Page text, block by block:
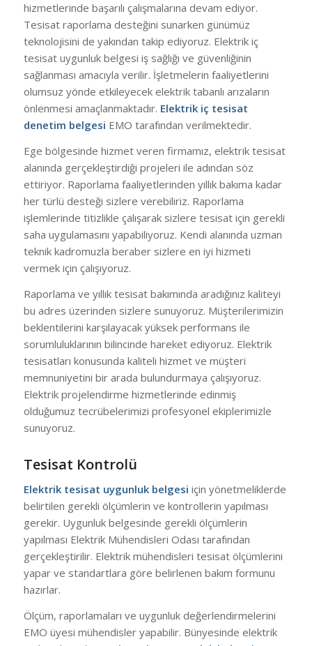
hizmetlerinde başarılı çalışmalarına devam ediyor.
Tesisat raporlama desteğini sunarken günümüz
teknolojisini de yakından takip ediyoruz. Elektrik iç
tesisat uygunluk belgesi iş sağlığı ve güvenliğinin
sağlanması amacıyla verilir. İşletmelerin faaliyetlerini
olumsuz yönde etkileyecek elektrik tabanlı arızaların
önlenmesi amaçlanmaktadır. Elektrik iç tesisat
denetim belgesi EMO tarafından verilmektedir.
Ege bölgesinde hizmet veren firmamız, elektrik tesisat
alanında gerçekleştirdiği projeleri ile adından söz
ettiriyor. Raporlama faaliyetlerinden yıllık bakıma kadar
her türlü desteği sizlere verebiliriz. Raporlama
işlemlerinde titizlikle çalışarak sizlere tesisat için gerekli
saha uygulamasını yapabiliyoruz. Kendi alanında uzman
teknik kadromuzla beraber sizlere en iyi hizmeti
vermek için çalışıyoruz.
Raporlama ve yıllık tesisat bakımında aradığınız kaliteyi
bu adres üzerinden sizlere sunuyoruz. Müşterilerimizin
beklentilerini karşılayacak yüksek performans ile
sorumluluklarının bilincinde hareket ediyoruz. Elektrik
tesisatları konusunda kaliteli hizmet ve müşteri
memnuniyetini bir arada bulundurmaya çalışıyoruz.
Elektrik projelendirme hizmetlerinde edinmiş
olduğumuz tecrübelerimizi profesyonel ekiplerimizle
sunuyoruz.
Tesisat Kontrolü
Elektrik tesisat uygunluk belgesi için yönetmeliklerde
belirtilen gerekli ölçümlerin ve kontrollerin yapılması
gerekir. Uygunluk belgesinde gerekli ölçümlerin
yapılması Elektrik Mühendisleri Odası tarafından
gerçekleştirilir. Elektrik mühendisleri tesisat ölçümlerini
yapar ve standartlara göre belirlenen bakım formunu
hazırlar.
Ölçüm, raporlamaları ve uygunluk değerlendirmelerini
EMO üyesi mühendisler yapabilir. Bünyesinde elektrik